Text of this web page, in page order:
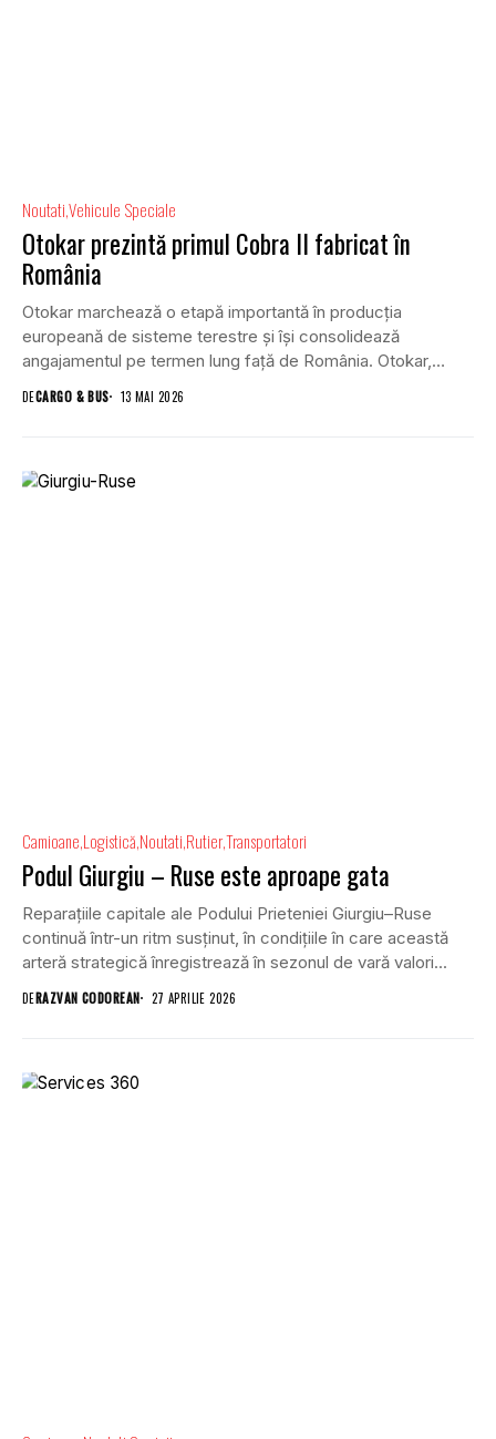
NoutatiVehicule Speciale
Otokar prezintă primul Cobra II fabricat în
România
Otokar marchează o etapă importantă în producția
europeană de sisteme terestre și își consolidează
angajamentul pe termen lung față de România. Otokar,
DECARGO & BUS 13 MAI 2026
Camioane Logistică Noutati RutierTransportatori
Podul Giurgiu – Ruse este aproape gata
Reparațiile capitale ale Podului Prieteniei Giurgiu–Ruse
continuă într-un ritm susținut, în condițiile în care această
arteră strategică înregistrează în sezonul de vară valori...
DERAZVAN CODOREAN 27 APRILIE 2026